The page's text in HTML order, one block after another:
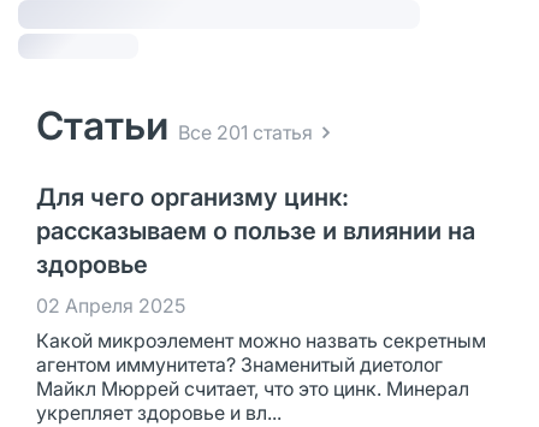
Статьи Все 201 статья
Для чего организму цинк:
рассказываем о пользе и влиянии на
здоровье
02 Апреля 2025
Какой микроэлемент можно назвать секретным
агентом иммунитета? Знаменитый диетолог
Майкл Мюррей считает, что это цинк. Минерал
укрепляет здоровье и вл...